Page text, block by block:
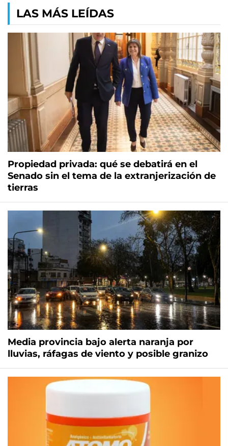
LAS MÁS LEÍDAS
Propiedad privada: qué se debatirá en el
Senado sin el tema de la extranjerización de
tierras
Media provincia bajo alerta naranja por
lluvias, ráfagas de viento y posible granizo